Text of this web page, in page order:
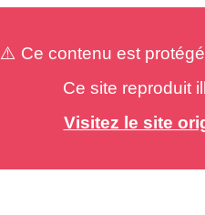
⚠️ Ce contenu est
Ce site reproduit
Visitez le site